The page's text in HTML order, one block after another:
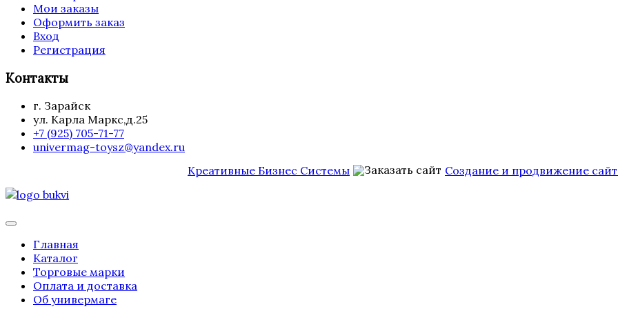
Мои заказы
Оформить заказ
Вход
Регистрация
Контакты
г. Зарайск
ул. Карла Маркс,д.25
+7 (925) 705-71-77
univermag-toysz@yandex.ru
Креативные Бизнес Системы
Создание и продвижение
Главная
Каталог
Торговые марки
Оплата и доставка
Об универмаге